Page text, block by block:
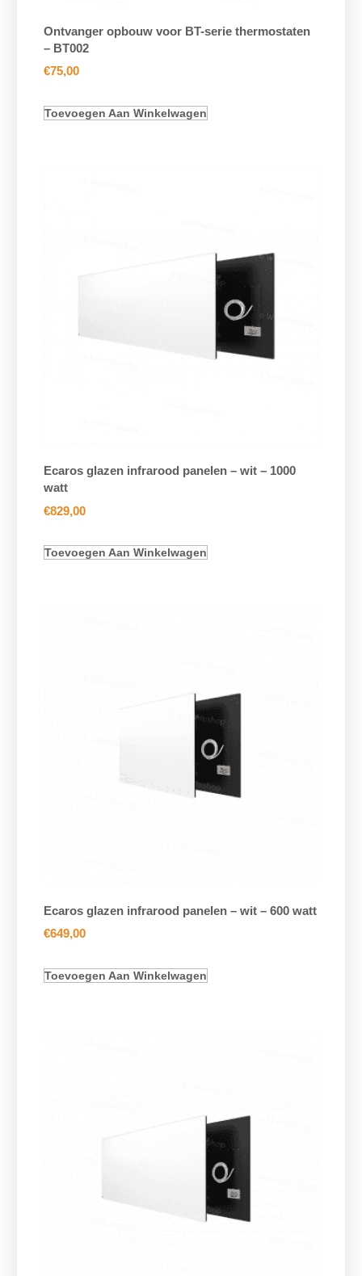
Ontvanger opbouw voor BT-serie thermostaten
– BT002
€75,00
Toevoegen Aan Winkelwagen
Ecaros glazen infrarood panelen – wit – 1000
watt
€829,00
Toevoegen Aan Winkelwagen
Ecaros glazen infrarood panelen – wit – 600 watt
€649,00
Toevoegen Aan Winkelwagen